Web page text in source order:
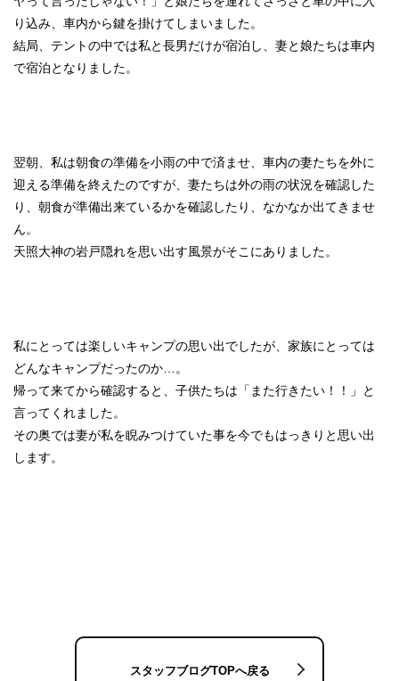
り込み、車内から鍵を掛けてしまいました。
結局、テントの中では私と長男だけが宿泊し、妻と娘たちは車内
で宿泊となりました。
翌朝、私は朝食の準備を小雨の中で済ませ、車内の妻たちを外に
迎える準備を終えたのですが、妻たちは外の雨の状況を確認した
り、朝食が準備出来ているかを確認したり、なかなか出てきませ
ん。
天照大神の岩戸隠れを思い出す風景がそこにありました。
私にとっては楽しいキャンプの思い出でしたが、家族にとっては
どんなキャンプだったのか…。
帰って来てから確認すると、子供たちは「また行きたい！！」と
言ってくれました。
その奥では妻が私を睨みつけていた事を今でもはっきりと思い出
します。
スタッフブログTOPへ戻る